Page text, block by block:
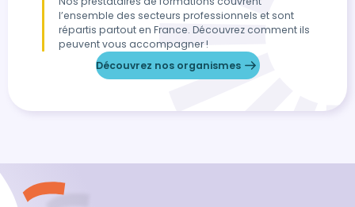
l’ensemble des secteurs professionnels et sont
répartis partout en France. Découvrez comment ils
peuvent vous accompagner !
Découvrez nos organismes